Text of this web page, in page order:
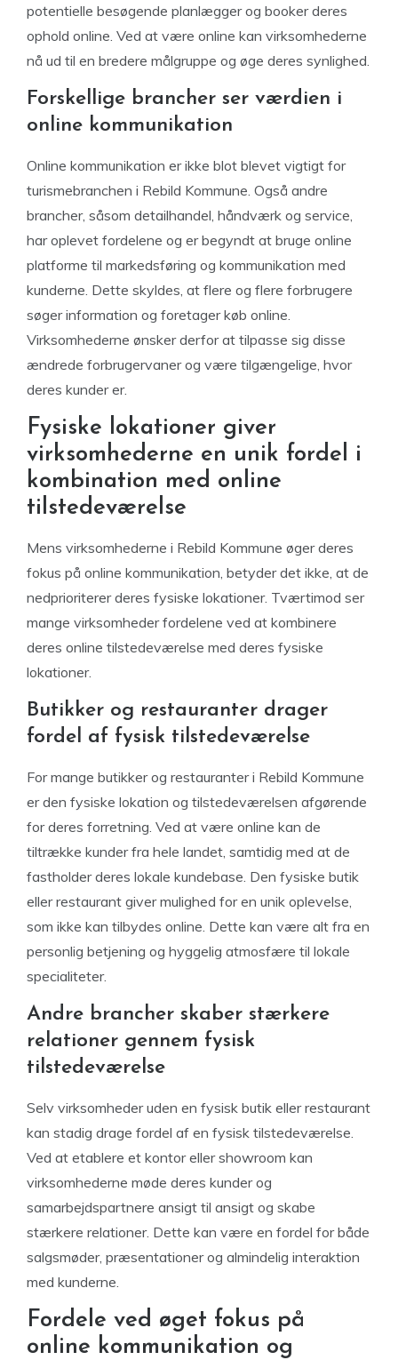
potentielle besøgende planlægger og booker deres
ophold online. Ved at være online kan virksomhederne
nå ud til en bredere målgruppe og øge deres synlighed.
Forskellige brancher ser værdien i
online kommunikation
Online kommunikation er ikke blot blevet vigtigt for
turismebranchen i Rebild Kommune. Også andre
brancher, såsom detailhandel, håndværk og service,
har oplevet fordelene og er begyndt at bruge online
platforme til markedsføring og kommunikation med
kunderne. Dette skyldes, at flere og flere forbrugere
søger information og foretager køb online.
Virksomhederne ønsker derfor at tilpasse sig disse
ændrede forbrugervaner og være tilgængelige, hvor
deres kunder er.
Fysiske lokationer giver
virksomhederne en unik fordel i
kombination med online
tilstedeværelse
Mens virksomhederne i Rebild Kommune øger deres
fokus på online kommunikation, betyder det ikke, at de
nedprioriterer deres fysiske lokationer. Tværtimod ser
mange virksomheder fordelene ved at kombinere
deres online tilstedeværelse med deres fysiske
lokationer.
Butikker og restauranter drager
fordel af fysisk tilstedeværelse
For mange butikker og restauranter i Rebild Kommune
er den fysiske lokation og tilstedeværelsen afgørende
for deres forretning. Ved at være online kan de
tiltrække kunder fra hele landet, samtidig med at de
fastholder deres lokale kundebase. Den fysiske butik
eller restaurant giver mulighed for en unik oplevelse,
som ikke kan tilbydes online. Dette kan være alt fra en
personlig betjening og hyggelig atmosfære til lokale
specialiteter.
Andre brancher skaber stærkere
relationer gennem fysisk
tilstedeværelse
Selv virksomheder uden en fysisk butik eller restaurant
kan stadig drage fordel af en fysisk tilstedeværelse.
Ved at etablere et kontor eller showroom kan
virksomhederne møde deres kunder og
samarbejdspartnere ansigt til ansigt og skabe
stærkere relationer. Dette kan være en fordel for både
salgsmøder, præsentationer og almindelig interaktion
med kunderne.
Fordele ved øget fokus på
online kommunikation og